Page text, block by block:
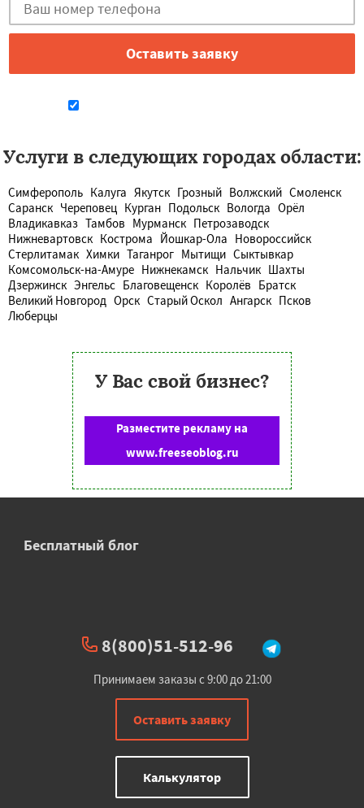
Услуги в следующих городах области:
Симферополь Калуга Якутск Грозный Волжский Смоленск
Саранск Череповец Курган Подольск Вологда Орёл
Владикавказ Тамбов Мурманск Петрозаводск
Нижневартовск Кострома Йошкар-Ола Новороссийск
Стерлитамак Химки Таганрог Мытищи Сыктывкар
Комсомольск-на-Амуре Нижнекамск Нальчик Шахты
Дзержинск Энгельс Благовещенск Королёв Братск
Великий Новгород Орск Старый Оскол Ангарск Псков
Люберцы
У Вас свой бизнес?
Разместите рекламу на
www.freeseoblog.ru
Бесплатный блог
8(800)51-512-96
Принимаем заказы с 9:00 до 21:00
Оставить заявку
Калькулятор